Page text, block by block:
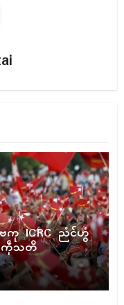
ICRC ညံၚ်ဟွံ
ကဵုသတိ